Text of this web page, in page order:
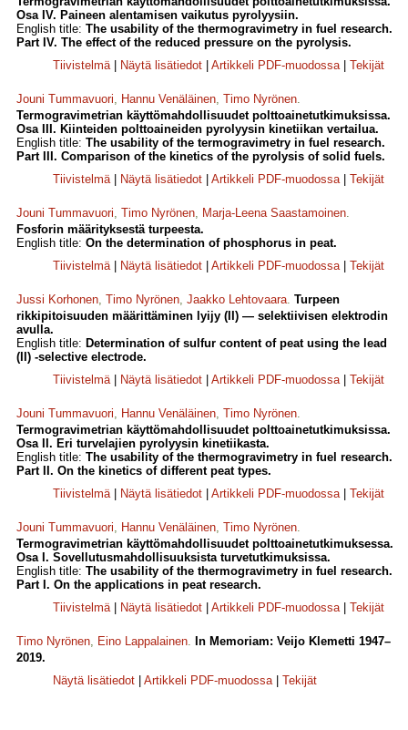
Osa IV. Paineen alentamisen vaikutus pyrolyysiin.
English title: The usability of the thermogravimetry in fuel research.
Part IV. The effect of the reduced pressure on the pyrolysis.
Tiivistelmä| Näytä lisätiedot Artikkeli PDF-muodossa| Tekijät
Jouni Tummavuori, Hannu Venäläinen, Timo Nyrönen.
Termogravimetrian käyttömahdollisuudet polttoainetutkimuksissa.
Osa III. Kiinteiden polttoaineiden pyrolyysin kinetiikan vertailua.
English title: The usability of the termogravimetry in fuel research.
Part III. Comparison of the kinetics of the pyrolysis of solid fuels.
Tiivistelmä| Näytä lisätiedot Artikkeli PDF-muodossa| Tekijät
Jouni Tummavuori, Timo Nyrönen, Marja-Leena Saastamoinen.
Fosforin määrityksestä turpeesta.
English title: On the determination of phosphorus in peat.
Tiivistelmä| Näytä lisätiedot Artikkeli PDF-muodossa| Tekijät
Jussi Korhonen, Timo Nyrönen, Jaakko Lehtovaara. Turpeen
rikkipitoisuuden määrittäminen lyijy (II) — selektiivisen elektrodin
avulla.
English title: Determination of sulfur content of peat using the lead
(II) -selective electrode.
Tiivistelmä| Näytä lisätiedot Artikkeli PDF-muodossa| Tekijät
Jouni Tummavuori, Hannu Venäläinen, Timo Nyrönen.
Termogravimetrian käyttömahdollisuudet polttoainetutkimuksissa.
Osa II. Eri turvelajien pyrolyysin kinetiikasta.
English title: The usability of the thermogravimetry in fuel research.
Part II. On the kinetics of different peat types.
Tiivistelmä| Näytä lisätiedot Artikkeli PDF-muodossa| Tekijät
Jouni Tummavuori, Hannu Venäläinen, Timo Nyrönen.
Termogravimetrian käyttömahdollisuudet polttoainetutkimuksessa.
Osa I. Sovellutusmahdollisuuksista turvetutkimuksissa.
English title: The usability of the thermogravimetry in fuel research.
Part I. On the applications in peat research.
Tiivistelmä| Näytä lisätiedot Artikkeli PDF-muodossa| Tekijät
Timo Nyrönen, Eino Lappalainen. In Memoriam: Veijo Klemetti 1947–
2019.
Näytä lisätiedot
Artikkeli PDF-muodossa| Tekijät